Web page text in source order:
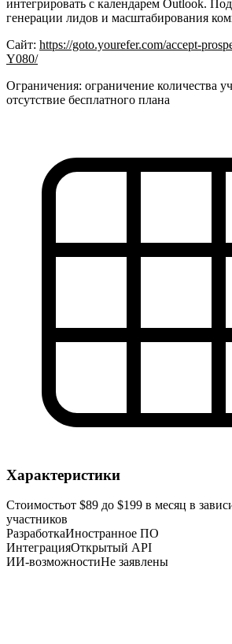
интегрировать с календарем Outlook.
генерации лидов и масштабирования
Сайт: https://goto.yourefer.com/accept-
Y080/
Ограничения: ограничение количества
отсутствие бесплатного плана
Характеристики
Стоимостьот $89 до $199 в месяц в
участников
РазработкаИностранное ПО
ИнтеграцияОткрытый API
ИИ-возможностиНе заявлены